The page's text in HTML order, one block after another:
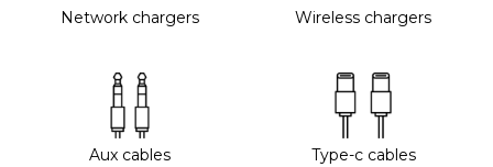
Network chargers Wireless chargers
Aux cables Type-c cables